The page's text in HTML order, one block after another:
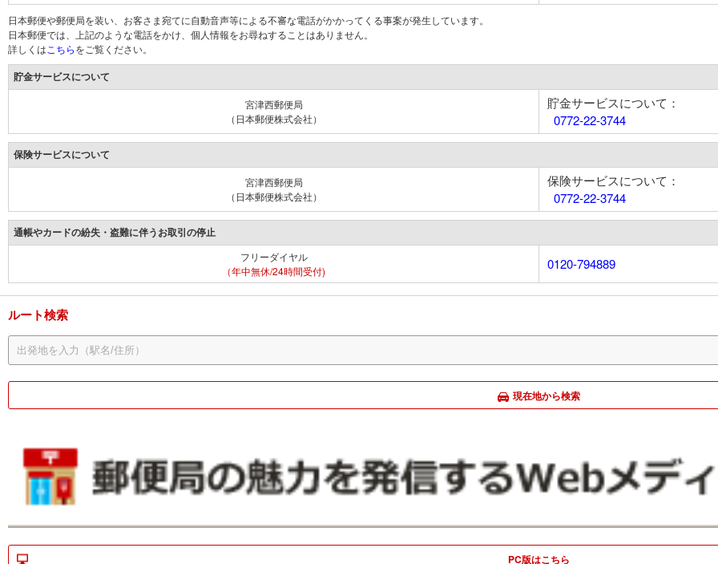
日本郵便や郵便局を装い、お客さま宛てに自動音声等による不審な電話がかかってくる事案が発生しています。
日本郵便では、上記のような電話をかけ、個人情報をお尋ねすることはありません。
詳しくは こちらをご覧ください。
貯金サービスについて
宮津西郵便局
（日本郵便株式会社）
貯金サービスについて：
0772-22-3744
保険サービスについて
宮津西郵便局
（日本郵便株式会社）
保険サービスについて：
0772-22-3744
通帳やカードの紛失・盗難に伴うお取引の停止
フリーダイヤル
（年中無休/24時間受付)
0120-794889
ルート検索
現在地から検索
PC版はこちら